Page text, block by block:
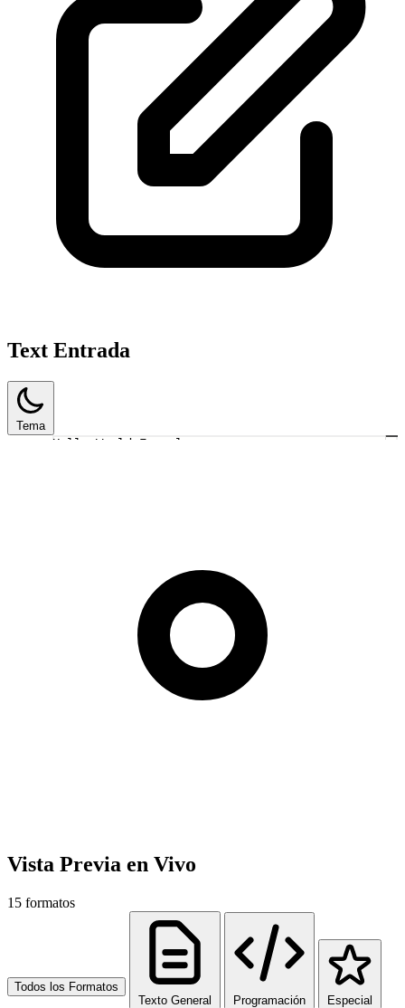
Text Entrada
Tema
Hello World Example
Vista Previa en Vivo
15 formatos
Todos los Formatos
Texto General
Programación Especial